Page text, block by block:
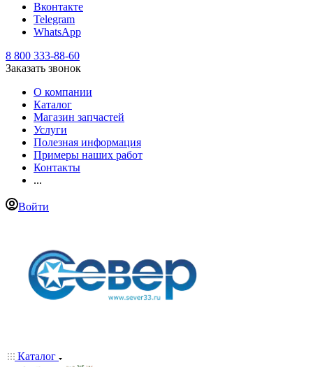
Вконтакте
Telegram
WhatsApp
8 800 333-88-60
Заказать звонок
О компании
Каталог
Магазин запчастей
Услуги
Полезная информация
Примеры наших работ
Контакты
...
Войти
Каталог